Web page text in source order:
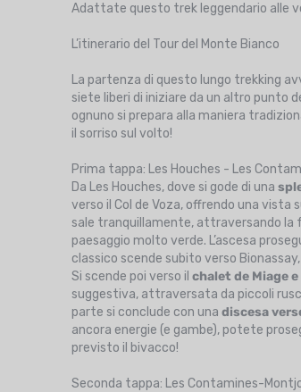
Adattate questo trek leggendario alle
L’itinerario del Tour del Monte Bianco
La partenza di questo lungo trekking
siete liberi di iniziare da un altro punto
ognuno si prepara alla maniera
il sorriso sul volto!
Prima tappa: Les Houches - Les
Da Les Houches, dove si gode di una
verso il Col de Voza, offrendo una vista
sale tranquillamente, attraversando la
paesaggio molto verde. L’ascesa
classico scende subito verso
Si scende poi verso il chalet de Miage e
suggestiva, attraversata da piccoli
parte si conclude con una discesa
ancora energie (e gambe), potete
previsto il bivacco!
Seconda tappa: Les Contamines-